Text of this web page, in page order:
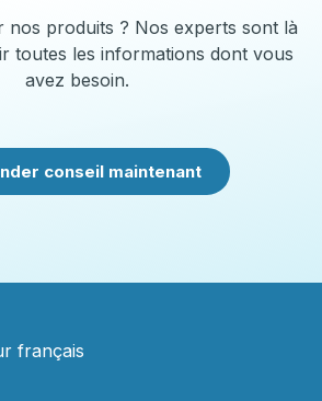
nos produits ? Nos experts sont là
toutes les informations dont vous
avez besoin.
conseil maintenant
français